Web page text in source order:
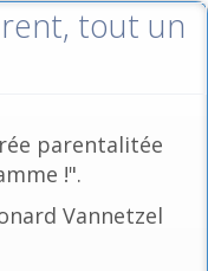
tout un
parentalitée
!".
Vannetzel